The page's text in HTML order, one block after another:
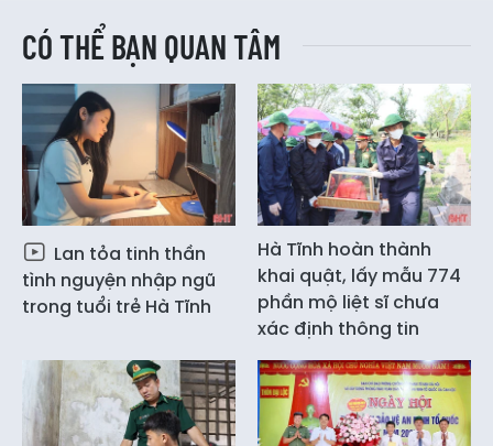
CÓ THỂ BẠN QUAN TÂM
Lan tỏa tinh thần
tình nguyện nhập ngũ
trong tuổi trẻ Hà Tĩnh
Hà Tĩnh hoàn thành
khai quật, lấy mẫu 774
phần mộ liệt sĩ chưa
xác định thông tin